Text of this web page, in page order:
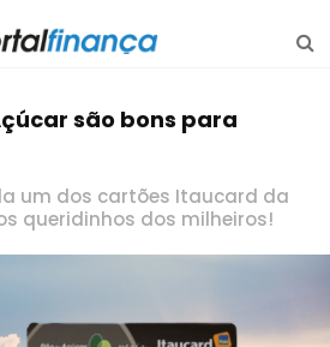
são bons para
um dos cartões Itaucard da
queridinhos dos milheiros!